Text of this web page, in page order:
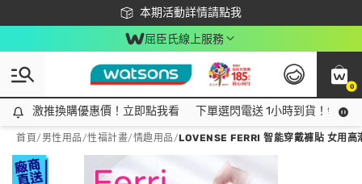
本期活動詳情請點我
下載app最高回饋$350
屈臣氏線上服務
0
激推換購優惠價！立即點我看
激推換購優惠價！立即點我看 下單選閃電送 1小時到貨！領神
首頁/ 男性用品/性福計畫/情趣用品/LOVENSE FERRI 智能穿戴褲貼 女用高